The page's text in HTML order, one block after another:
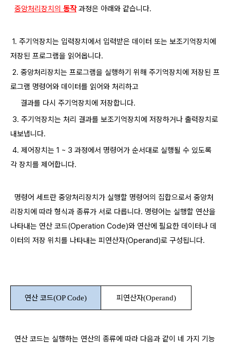
중앙처리장치의 동작 과정은 아래와 같습니다.
1. 주기억장치는 입력장치에서 입력받은 데이터 또는 보조기억장치에
저장된 프로그램을 읽어옵니다.
2. 중앙처리장치는 프로그램을 실행하기 위해 주기억장치에 저장된 프
로그램 명령어와 데이터를 읽어와 처리하고
결과를 다시 주기억장치에 저장합니다.
3. ​주기억장치는 처리 결과를 보조기억장치에 저장하거나 출력장치로
내보냅니다.
4. 제어장치는 1 ~ 3 과정에서 명령어가 순서대로 실행될 수 있도록
각 장치를 제어합니다.
​ 명령어 세트란 중앙처리장치가 실행할 명령어의 집합으로서 중앙처
리장치에 따라 형식과 종류가 서로 다릅니다. 명령어는 실행할 연산을
나타내는 연산 코드(Operation Code)와 연산에 필요한 데이터나 데
이터의 저장 위치를 나타내는 피연산자(Operand)로 구성됩니다.​
연산 코드(OP Code) 피연산자(Operand)
​ 연산 코드는 실행하는 연산의 종류에 따라 다음과 같이 네 가지 기능